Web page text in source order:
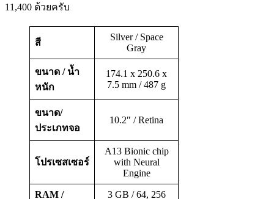
11,400 ด้วยครับ
สี
Silver / Space
Gray
ขนาด / น้ำ
หนัก
174.1 x 250.6 x
7.5 mm / 487 g
ขนาด/
ประเภทจอ
10.2″ / Retina
โปรเซสเซอร์
A13 Bionic chip
with Neural
Engine
RAM / 3 GB / 64, 256